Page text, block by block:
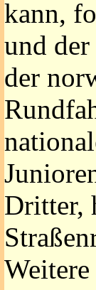
kann,
und
der
Dritter,